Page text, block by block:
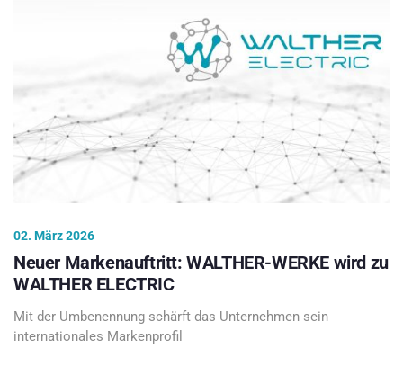
02. März 2026
Neuer Markenauftritt: WALTHER-WERKE wird zu
WALTHER ELECTRIC
Mit der Umbenennung schärft das Unternehmen sein
internationales Markenprofil